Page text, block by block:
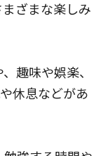
ざまな楽しみ
趣味や娯楽、
休息などがあ